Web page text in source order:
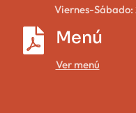
Viernes-
 Menú
Ver menú